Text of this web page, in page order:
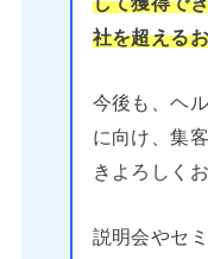
社を超える
今後も、ヘ
に向け、集
きよろしく
説明会やセ